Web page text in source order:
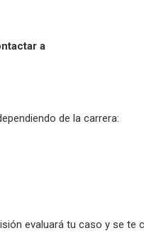
a
de la carrera:
evaluará tu caso y se te